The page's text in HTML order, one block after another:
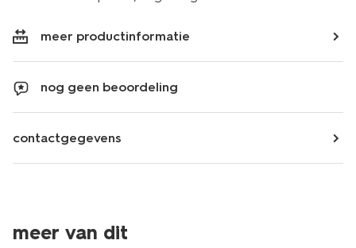
meer productinformatie
nog geen beoordeling
contactgegevens
meer van dit